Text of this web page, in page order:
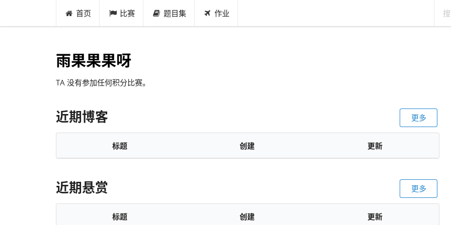
首页 比赛 题目集 作业
雨果果果呀
TA 没有参加任何积分比赛。
近期博客 更多
标题 创建 更新
近期悬赏 更多
标题 创建 更新